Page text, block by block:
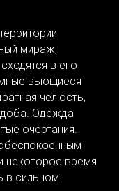
мираж,
в его
вьющиеся
челюсть,
Одежда
очертания.
некоторое время
в сильном